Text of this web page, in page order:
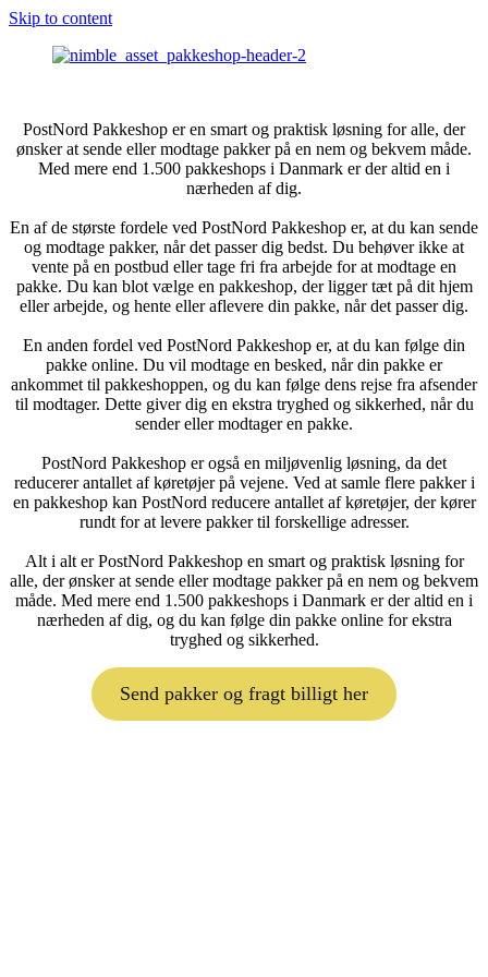
Skip to content
PostNord Pakkeshop er en smart og praktisk løsning for alle, der
ønsker at sende eller modtage pakker på en nem og bekvem måde.
Med mere end 1.500 pakkeshops i Danmark er der altid en i
nærheden af dig.
En af de største fordele ved PostNord Pakkeshop er, at du kan sende
og modtage pakker, når det passer dig bedst. Du behøver ikke at
vente på en postbud eller tage fri fra arbejde for at modtage en
pakke. Du kan blot vælge en pakkeshop, der ligger tæt på dit hjem
eller arbejde, og hente eller aflevere din pakke, når det passer dig.
En anden fordel ved PostNord Pakkeshop er, at du kan følge din
pakke online. Du vil modtage en besked, når din pakke er
ankommet til pakkeshoppen, og du kan følge dens rejse fra afsender
til modtager. Dette giver dig en ekstra tryghed og sikkerhed, når du
sender eller modtager en pakke.
PostNord Pakkeshop er også en miljøvenlig løsning, da det
reducerer antallet af køretøjer på vejene. Ved at samle flere pakker i
en pakkeshop kan PostNord reducere antallet af køretøjer, der kører
rundt for at levere pakker til forskellige adresser.
Alt i alt er PostNord Pakkeshop en smart og praktisk løsning for
alle, der ønsker at sende eller modtage pakker på en nem og bekvem
måde. Med mere end 1.500 pakkeshops i Danmark er der altid en i
nærheden af dig, og du kan følge din pakke online for ekstra
tryghed og sikkerhed.
Send pakker og fragt billigt her